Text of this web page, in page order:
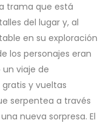
trama que está
del lugar y, al
en su exploración
los personajes eran
viaje de
y vueltas
serpentea a través
nueva sorpresa. El